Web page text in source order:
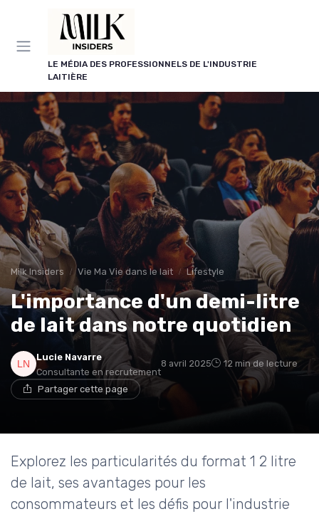
LE MÉDIA DES PROFESSIONNELS DE L'INDUSTRIE
LAITIÈRE
Milk Insiders Vie Ma Vie dans le lait Lifestyle
L'importance d'un demi-litre
de lait dans notre quotidien
Lucie Navarre
Consultante en recrutement
8 avril 2025 12 min de lecture
Partager cette page
Explorez les particularités du format 1 2 litre
de lait, ses avantages pour les
consommateurs et les défis pour l'industrie